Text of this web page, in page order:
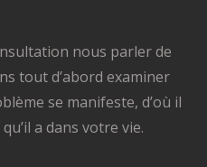
nous parler de
tout d’abord examiner
se manifeste, d’où il
a dans votre vie.